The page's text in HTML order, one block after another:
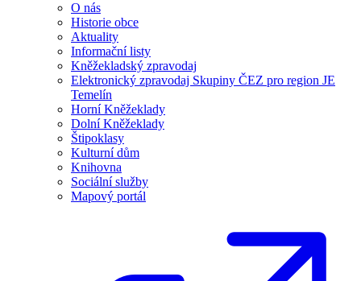
O nás
Historie obce
Aktuality
Informační listy
Kněžekladský zpravodaj
Elektronický zpravodaj Skupiny ČEZ pro region JE
Temelín
Horní Kněžeklady
Dolní Kněžeklady
Štipoklasy
Kulturní dům
Knihovna
Sociální služby
Mapový portál